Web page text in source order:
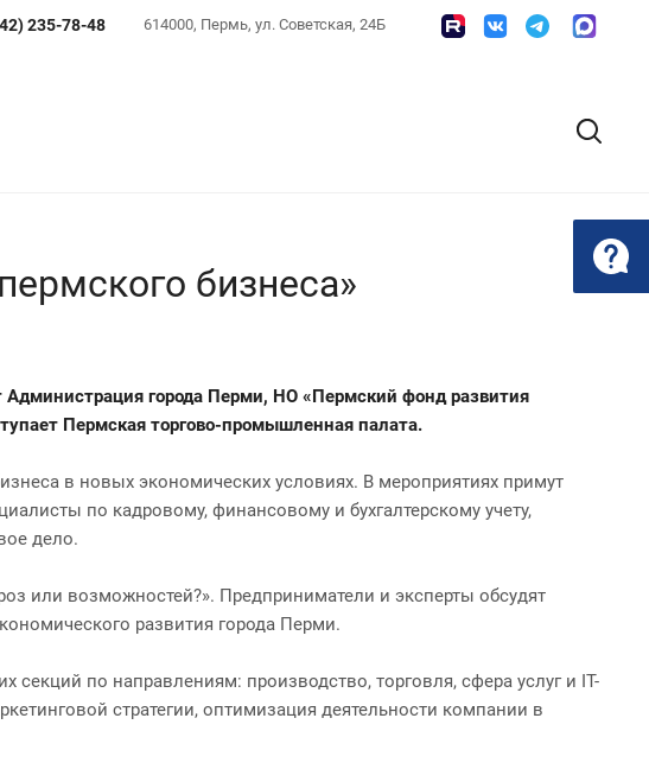
614000, Пермь, ул. Советская, 24Б
235-78-48
бизнеса»
города Перми, НО «Пермский фонд развития
Пермская торгово-промышленная палата.
в новых экономических условиях. В мероприятиях примут
по кадровому, финансовому и бухгалтерскому учету,
дело.
или возможностей?». Предприниматели и эксперты обсудят
развития города Перми.
по направлениям: производство, торговля, сфера услуг и IT-
стратегии, оптимизация деятельности компании в